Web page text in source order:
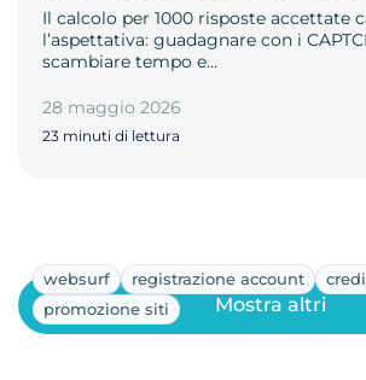
Il calcolo per 1000 risposte accettate
l’aspettativa: guadagnare con i
scambiare tempo e…
28 maggio 2026
23 minuti di lettura
websurf registrazione account
promozione siti
Mostra altri